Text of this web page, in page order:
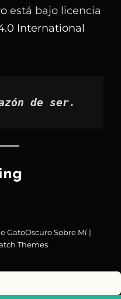
está bajo licencia
International
de ser.
GatoOscuro Sobre Mí|
Themes